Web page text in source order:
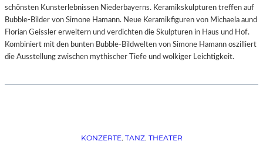
schönsten Kunsterlebnissen Niederbayerns. Keramikskulpturen treffen auf
Bubble-Bilder von Simone Hamann. Neue Keramikfiguren von Michaela aund
Florian Geissler erweitern und verdichten die Skulpturen in Haus und Hof.
Kombiniert mit den bunten Bubble-Bildwelten von Simone Hamann oszilliert
die Ausstellung zwischen mythischer Tiefe und wolkiger Leichtigkeit.
KONZERTE, TANZ, THEATER